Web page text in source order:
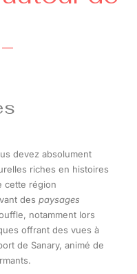
devez absolument
riches en histoires
cette région
des paysages
notamment lors
offrant des vues à
de Sanary, animé de